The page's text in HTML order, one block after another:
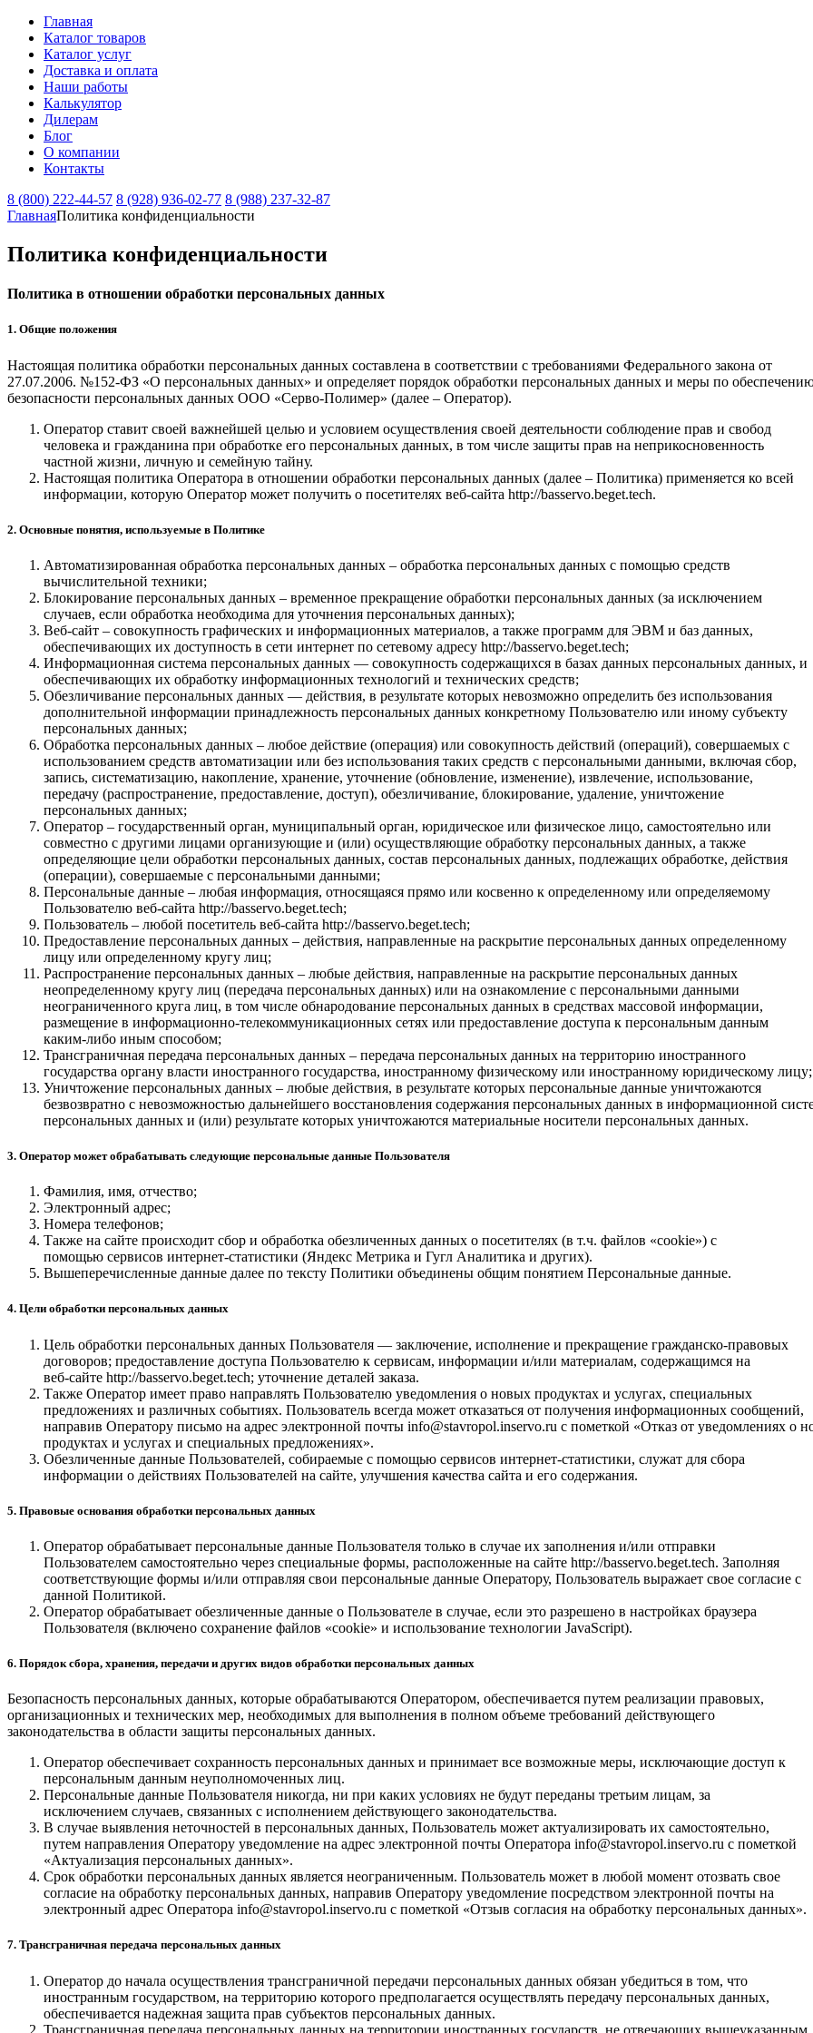
Главная
Каталог товаров
Каталог услуг
Доставка и оплата
Наши работы
Калькулятор
Дилерам
Блог
О компании
Контакты
8 (800) 222-44-57 8 (928) 936-02-77 8 (988) 237-32-87
ГлавнаяПолитика конфиденциальности
Политика конфиденциальности
Политика в отношении обработки персональных данных
1. Общие положения
Настоящая политика обработки персональных данных составлена в соответствии с требованиями Федерального закона от
27.07.2006. №152-ФЗ «О персональных данных» и определяет порядок обработки персональных данных и меры по
безопасности персональных данных ООО «Серво-Полимер» (далее – Оператор).
Оператор ставит своей важнейшей целью и условием осуществления своей деятельности соблюдение прав и свобод
человека и гражданина при обработке его персональных данных, в том числе защиты прав на неприкосновенность
частной жизни, личную и семейную тайну.
Настоящая политика Оператора в отношении обработки персональных данных (далее – Политика) применяется ко всей
информации, которую Оператор может получить о посетителях веб-сайта http://basservo.beget.tech.
2. Основные понятия, используемые в Политике
Автоматизированная обработка персональных данных – обработка персональных данных с помощью средств
вычислительной техники;
Блокирование персональных данных – временное прекращение обработки персональных данных (за исключением
случаев, если обработка необходима для уточнения персональных данных);
Веб-сайт – совокупность графических и информационных материалов, а также программ для ЭВМ и баз данных,
обеспечивающих их доступность в сети интернет по сетевому адресу http://basservo.beget.tech;
Информационная система персональных данных — совокупность содержащихся в базах данных персональных данных, и
обеспечивающих их обработку информационных технологий и технических средств;
Обезличивание персональных данных — действия, в результате которых невозможно определить без использования
дополнительной информации принадлежность персональных данных конкретному Пользователю или иному субъекту
персональных данных;
Обработка персональных данных – любое действие (операция) или совокупность действий (операций), совершаемых с
использованием средств автоматизации или без использования таких средств с персональными данными, включая сбор,
запись, систематизацию, накопление, хранение, уточнение (обновление, изменение), извлечение, использование,
передачу (распространение, предоставление, доступ), обезличивание, блокирование, удаление, уничтожение
персональных данных;
Оператор – государственный орган, муниципальный орган, юридическое или физическое лицо, самостоятельно или
совместно с другими лицами организующие и (или) осуществляющие обработку персональных данных, а также
определяющие цели обработки персональных данных, состав персональных данных, подлежащих обработке, действия
(операции), совершаемые с персональными данными;
Персональные данные – любая информация, относящаяся прямо или косвенно к определенному или определяемому
Пользователю веб-сайта http://basservo.beget.tech;
Пользователь – любой посетитель веб-сайта http://basservo.beget.tech;
Предоставление персональных данных – действия, направленные на раскрытие персональных данных определенному
лицу или определенному кругу лиц;
Распространение персональных данных – любые действия, направленные на раскрытие персональных данных
неопределенному кругу лиц (передача персональных данных) или на ознакомление с персональными данными
неограниченного круга лиц, в том числе обнародование персональных данных в средствах массовой информации,
размещение в информационно-телекоммуникационных сетях или предоставление доступа к персональным данным
каким-либо иным способом;
Трансграничная передача персональных данных – передача персональных данных на территорию иностранного
государства органу власти иностранного государства, иностранному физическому или иностранному юридическому лицу;
Уничтожение персональных данных – любые действия, в результате которых персональные данные уничтожаются
безвозвратно с невозможностью дальнейшего восстановления содержания персональных данных в информационной
персональных данных и (или) результате которых уничтожаются материальные носители персональных данных.
3. Оператор может обрабатывать следующие персональные данные Пользователя
Фамилия, имя, отчество;
Электронный адрес;
Номера телефонов;
Также на сайте происходит сбор и обработка обезличенных данных о посетителях (в т.ч. файлов «cookie») с
помощью сервисов интернет-статистики (Яндекс Метрика и Гугл Аналитика и других).
Вышеперечисленные данные далее по тексту Политики объединены общим понятием Персональные данные.
4. Цели обработки персональных данных
Цель обработки персональных данных Пользователя — заключение, исполнение и прекращение гражданско-правовых
договоров; предоставление доступа Пользователю к сервисам, информации и/или материалам, содержащимся на
веб-сайте http://basservo.beget.tech; уточнение деталей заказа.
Также Оператор имеет право направлять Пользователю уведомления о новых продуктах и услугах, специальных
предложениях и различных событиях. Пользователь всегда может отказаться от получения информационных сообщений,
направив Оператору письмо на адрес электронной почты info@stavropol.inservo.ru с пометкой «Отказ от уведомлениях о
продуктах и услугах и специальных предложениях».
Обезличенные данные Пользователей, собираемые с помощью сервисов интернет-статистики, служат для сбора
информации о действиях Пользователей на сайте, улучшения качества сайта и его содержания.
5. Правовые основания обработки персональных данных
Оператор обрабатывает персональные данные Пользователя только в случае их заполнения и/или отправки
Пользователем самостоятельно через специальные формы, расположенные на сайте http://basservo.beget.tech. Заполняя
соответствующие формы и/или отправляя свои персональные данные Оператору, Пользователь выражает свое согласие с
данной Политикой.
Оператор обрабатывает обезличенные данные о Пользователе в случае, если это разрешено в настройках браузера
Пользователя (включено сохранение файлов «cookie» и использование технологии JavaScript).
6. Порядок сбора, хранения, передачи и других видов обработки персональных данных
Безопасность персональных данных, которые обрабатываются Оператором, обеспечивается путем реализации правовых,
организационных и технических мер, необходимых для выполнения в полном объеме требований действующего
законодательства в области защиты персональных данных.
Оператор обеспечивает сохранность персональных данных и принимает все возможные меры, исключающие доступ к
персональным данным неуполномоченных лиц.
Персональные данные Пользователя никогда, ни при каких условиях не будут переданы третьим лицам, за
исключением случаев, связанных с исполнением действующего законодательства.
В случае выявления неточностей в персональных данных, Пользователь может актуализировать их самостоятельно,
путем направления Оператору уведомление на адрес электронной почты Оператора info@stavropol.inservo.ru с пометкой
«Актуализация персональных данных».
Срок обработки персональных данных является неограниченным. Пользователь может в любой момент отозвать свое
согласие на обработку персональных данных, направив Оператору уведомление посредством электронной почты на
электронный адрес Оператора info@stavropol.inservo.ru с пометкой «Отзыв согласия на обработку персональных данных».
7. Трансграничная передача персональных данных
Оператор до начала осуществления трансграничной передачи персональных данных обязан убедиться в том, что
иностранным государством, на территорию которого предполагается осуществлять передачу персональных данных,
обеспечивается надежная защита прав субъектов персональных данных.
Трансграничная передача персональных данных на территории иностранных государств, не отвечающих вышеуказанным